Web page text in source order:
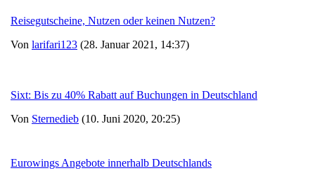
Reisegutscheine, Nutzen oder keinen Nutzen?
Von larifari123 (28. Januar 2021, 14:37)
Sixt: Bis zu 40% Rabatt auf Buchungen in Deutschland
Von Sternedieb (10. Juni 2020, 20:25)
Eurowings Angebote innerhalb Deutschlands